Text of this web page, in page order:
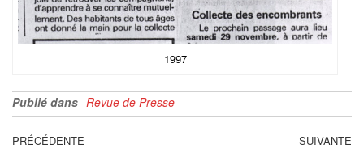
1997
Publié dans Revue de Presse
PRÉCÉDENTE SUIVANTE